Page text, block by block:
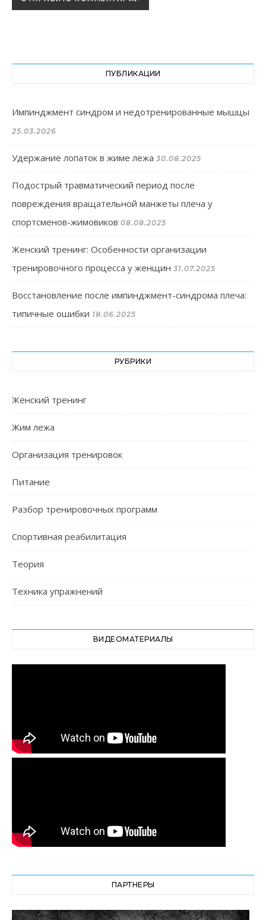
ПУБЛИКАЦИИ
Импинджмент синдром и недотренированные мышцы
25.03.2026
Удержание лопаток в жиме лежа 30.08.2025
Подострый травматический период после
повреждения вращательной манжеты плеча у
спортсменов-жимовиков 08.08.2025
Женский тренинг: Особенности организации
тренировочного процесса у женщин 31.07.2025
Восстановление после импинджмент-синдрома плеча:
типичные ошибки 18.06.2025
РУБРИКИ
Женский тренинг
Жим лежа
Организация тренировок
Питание
Разбор тренировочных программ
Спортивная реабилитация
Теория
Техника упражнений
ВИДЕОМАТЕРИАЛЫ
ПАРТНЕРЫ